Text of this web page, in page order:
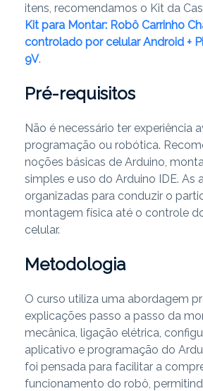
itens, recomendamos o Kit da
Kit para Montar: Robô Carrinho
controlado por celular Android +
9V.
Pré-requisitos
Não é necessário ter experiência
programação ou robótica.
noções básicas de Arduino,
simples e uso do Arduino IDE. As
organizadas para conduzir o
montagem física até o controle
celular.
Metodologia
O curso utiliza uma abordagem
explicações passo a passo da
mecânica, ligação elétrica,
aplicativo e programação do
foi pensada para facilitar a
funcionamento do robô,